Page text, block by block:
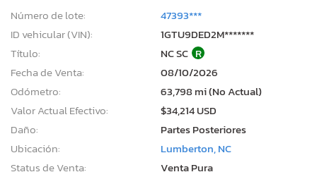
Número de lote:
47393***
ID vehicular (VIN):
1GTU9DED2M*******
Título:
NC SC R
Fecha de Venta:
08/10/2026
Odómetro:
63,798 mi (No Actual)
Valor Actual Efectivo:
$34,214 USD
Daño:
Partes Posteriores
Ubicación:
Lumberton, NC
Status de Venta:
Venta Pura